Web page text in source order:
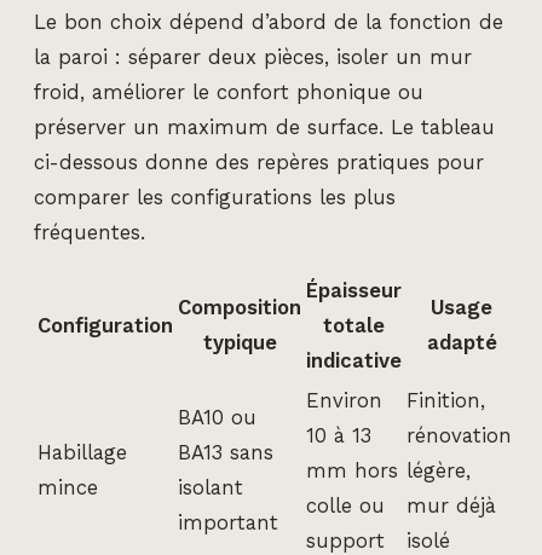
Le bon choix dépend d’abord de la fonction de
la paroi : séparer deux pièces, isoler un mur
froid, améliorer le confort phonique ou
préserver un maximum de surface. Le tableau
ci-dessous donne des repères pratiques pour
comparer les configurations les plus
fréquentes.
Configuration
Composition
typique
Épaisseur
totale
indicative
Usage
adapté
Habillage
mince
BA10 ou
BA13 sans
isolant
important
Environ
10 à 13
mm hors
colle ou
support
Finition,
rénovation
légère,
mur déjà
isolé